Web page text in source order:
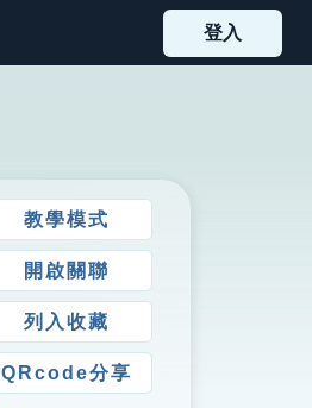
登入
教學模式
開啟關聯
列入收藏
QRcode分享